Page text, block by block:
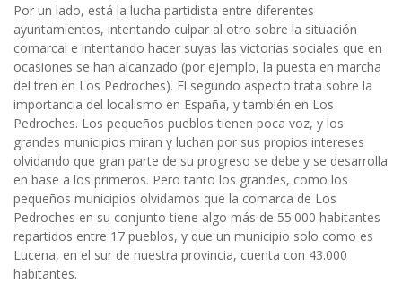
Por un lado, está la lucha partidista entre diferentes
ayuntamientos, intentando culpar al otro sobre la situación
comarcal e intentando hacer suyas las victorias sociales que en
ocasiones se han alcanzado (por ejemplo, la puesta en marcha
del tren en Los Pedroches). El segundo aspecto trata sobre la
importancia del localismo en España, y también en Los
Pedroches. Los pequeños pueblos tienen poca voz, y los
grandes municipios miran y luchan por sus propios intereses
olvidando que gran parte de su progreso se debe y se desarrolla
en base a los primeros. Pero tanto los grandes, como los
pequeños municipios olvidamos que la comarca de Los
Pedroches en su conjunto tiene algo más de 55.000 habitantes
repartidos entre 17 pueblos, y que un municipio solo como es
Lucena, en el sur de nuestra provincia, cuenta con 43.000
habitantes.